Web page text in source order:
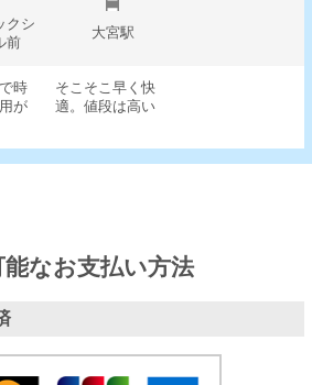
クシ
前
大宮駅
時
が
そこそこ早く快
適。値段は高い
能なお支払い方法